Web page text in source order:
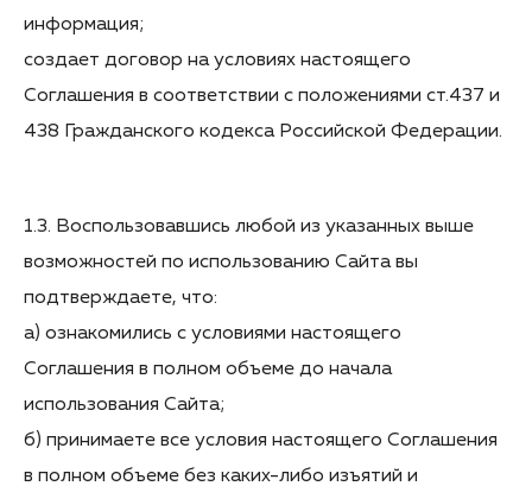
информация;
создает договор на условиях настоящего
Соглашения в соответствии с положениями ст.437 и
438 Гражданского кодекса Российской Федерации.
1.3. Воспользовавшись любой из указанных выше
возможностей по использованию Сайта вы
подтверждаете, что:
а) ознакомились с условиями настоящего
Соглашения в полном объеме до начала
использования Сайта;
б) принимаете все условия настоящего Соглашения
в полном объеме без каких-либо изъятий и